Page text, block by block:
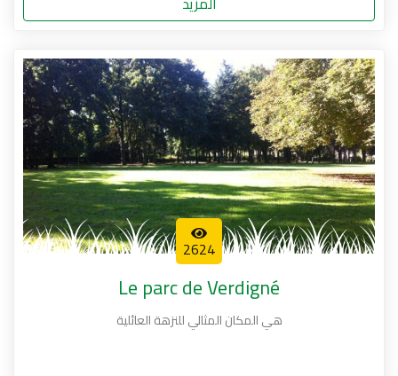
2624
Le parc de Verdigné
هي المكان المثالي للنزهة العائلية